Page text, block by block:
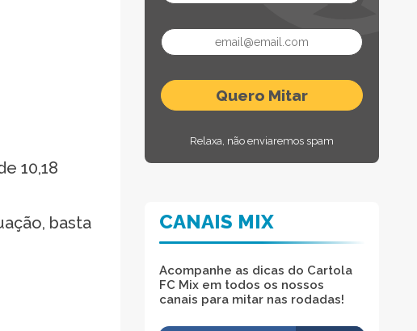
10,18
basta
Relaxa, não enviaremos spam
CANAIS MIX
Acompanhe as dicas do Cartola
FC Mix em todos os nossos
canais para mitar nas rodadas!